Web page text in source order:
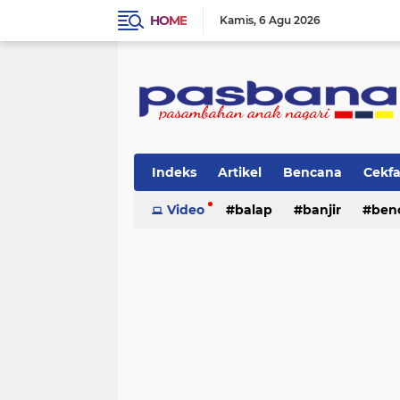
HOME Kamis 6 Agu 2026
Indeks Artikel Bencana
Musik Olahraga Pariwisata
Video balap banjir